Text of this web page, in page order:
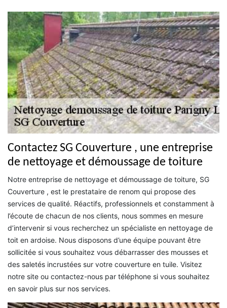
Contactez SG Couverture , une entreprise
de nettoyage et démoussage de toiture
Notre entreprise de nettoyage et démoussage de toiture, SG
Couverture , est le prestataire de renom qui propose des
services de qualité. Réactifs, professionnels et constamment à
l’écoute de chacun de nos clients, nous sommes en mesure
d’intervenir si vous recherchez un spécialiste en nettoyage de
toit en ardoise. Nous disposons d’une équipe pouvant être
sollicitée si vous souhaitez vous débarrasser des mousses et
des saletés incrustées sur votre couverture en tuile. Visitez
notre site ou contactez-nous par téléphone si vous souhaitez
en savoir plus sur nos services.